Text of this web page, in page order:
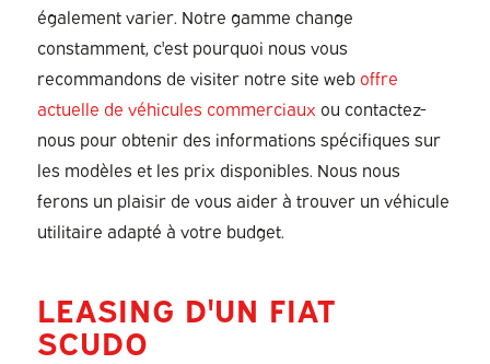
également varier. Notre gamme change
constamment, c'est pourquoi nous vous
recommandons de visiter notre site web offre
actuelle de véhicules commerciaux ou contactez-
nous pour obtenir des informations spécifiques sur
les modèles et les prix disponibles. Nous nous
ferons un plaisir de vous aider à trouver un véhicule
utilitaire adapté à votre budget.
LEASING D'UN FIAT
SCUDO